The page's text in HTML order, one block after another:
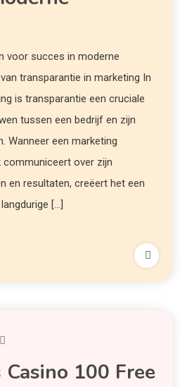
voor succes in moderne
transparantie in marketing In
is transparantie een cruciale
tussen een bedrijf en zijn
Wanneer een marketing
communiceert over zijn
en resultaten, creëert het een
[…]
100 Free